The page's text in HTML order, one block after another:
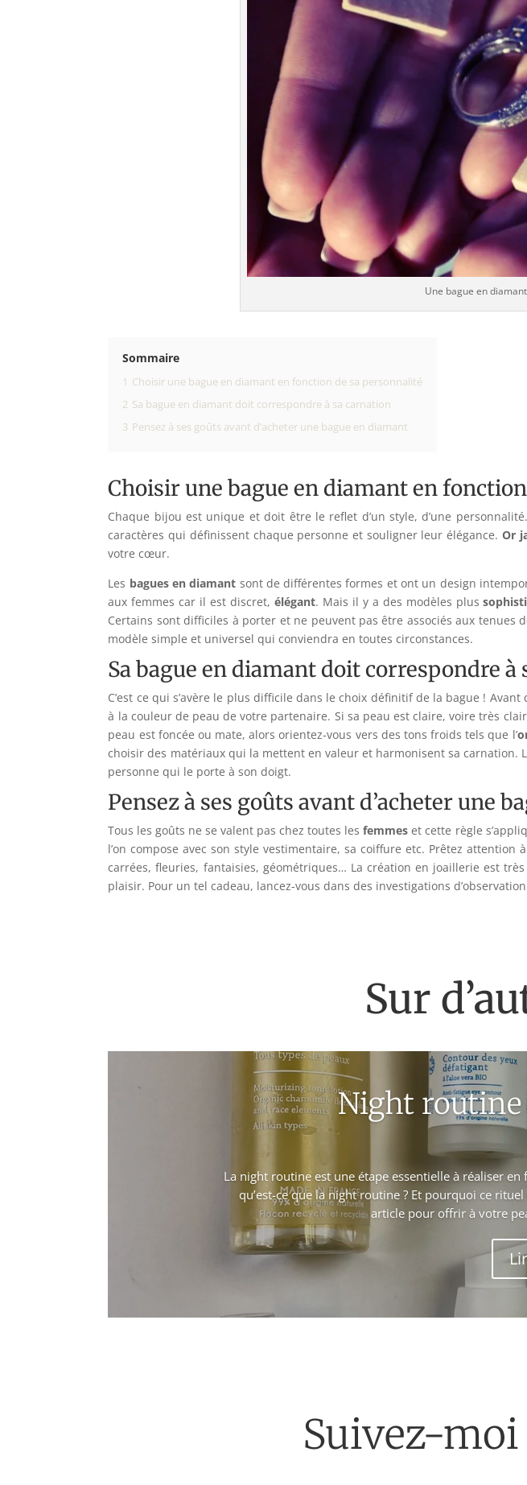
Une bague en
Sommaire
1 Choisir une bague en diamant en fonction de sa personnalité
2 Sa bague en diamant doit correspondre à sa carnation
3 Pensez à ses goûts avant d’acheter une bague en diamant
Choisir une bague en diamant en
Chaque bijou est unique et doit être le reflet d’un style, d’une
caractères qui définissent chaque personne et souligner leur élégance. Or
votre cœur.
Les bagues en diamant sont de différentes formes et ont un design
aux femmes car il est discret, élégant. Mais il y a des modèles plus
Certains sont difficiles à porter et ne peuvent pas être associés aux
modèle simple et universel qui conviendra en toutes circonstances.
Sa bague en diamant doit correspondre à
C’est ce qui s’avère le plus difficile dans le choix définitif de la bague !
à la couleur de peau de votre partenaire. Si sa peau est claire, voire très
peau est foncée ou mate, alors orientez-vous vers des tons froids tels que l’
choisir des matériaux qui la mettent en valeur et harmonisent sa carnation.
personne qui le porte à son doigt.
Pensez à ses goûts avant d’acheter une
Tous les goûts ne se valent pas chez toutes les femmes et cette règle
l’on compose avec son style vestimentaire, sa coiffure etc. Prêtez
carrées, fleuries, fantaisies, géométriques… La création en joaillerie est
plaisir. Pour un tel cadeau, lancez-vous dans des investigations
Sur
Night routine
La night routine est une étape essentielle à réaliser
qu’est-ce que la night routine ? Et pourquoi ce
article pour offrir à votre
Suivez-